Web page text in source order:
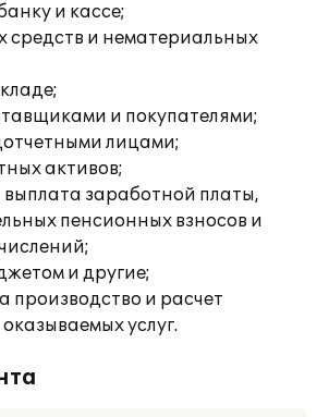
и кассе;
средств и нематериальных
и покупателями;
лицами;
активов;
выплата заработной платы,
пенсионных взносов и
и другие;
производство и расчет
услуг.